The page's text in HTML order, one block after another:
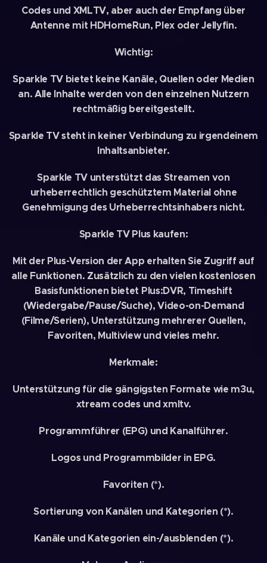
Codes und XMLTV, aber auch der Empfang über
Antenne mit HDHomeRun, Plex oder Jellyfin.
Wichtig:
Sparkle TV bietet keine Kanäle, Quellen oder Medien
an. Alle Inhalte werden von den einzelnen Nutzern
rechtmäßig bereitgestellt.
Sparkle TV steht in keiner Verbindung zu irgendeinem
Inhaltsanbieter.
Sparkle TV unterstützt das Streamen von
urheberrechtlich geschütztem Material ohne
Genehmigung des Urheberrechtsinhabers nicht.
Sparkle TV Plus kaufen:
Mit der Plus-Version der App erhalten Sie Zugriff auf
alle Funktionen. Zusätzlich zu den vielen kostenlosen
Basisfunktionen bietet Plus:DVR, Timeshift
(Wiedergabe/Pause/Suche), Video-on-Demand
(Filme/Serien), Unterstützung mehrerer Quellen,
Favoriten, Multiview und vieles mehr.
Merkmale:
Unterstützung für die gängigsten Formate wie m3u,
xtream codes und xmltv.
Programmführer (EPG) und Kanalführer.
Logos und Programmbilder in EPG.
Favoriten (*).
Sortierung von Kanälen und Kategorien (*).
Kanäle und Kategorien ein-/ausblenden (*).